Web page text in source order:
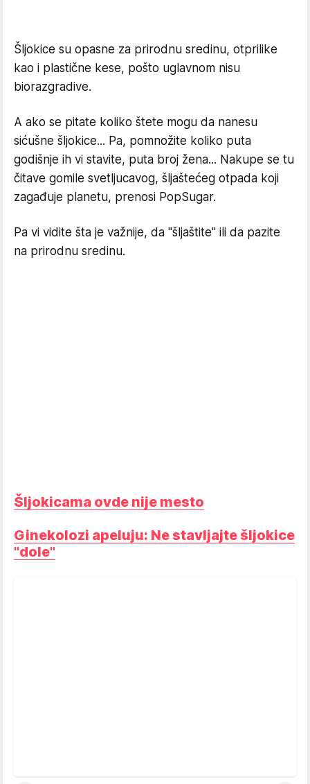
Šljokice su opasne za prirodnu sredinu, otprilike
kao i plastične kese, pošto uglavnom nisu
biorazgradive.
A ako se pitate koliko štete mogu da nanesu
sićušne šljokice... Pa, pomnožite koliko puta
godišnje ih vi stavite, puta broj žena... Nakupe se tu
čitave gomile svetljucavog, šljaštećeg otpada koji
zagađuje planetu, prenosi PopSugar.
Pa vi vidite šta je važnije, da "šljaštite" ili da pazite
na prirodnu sredinu.
Šljokicama ovde nije mesto
Ginekolozi apeluju: Ne stavljajte šljokice
"dole"